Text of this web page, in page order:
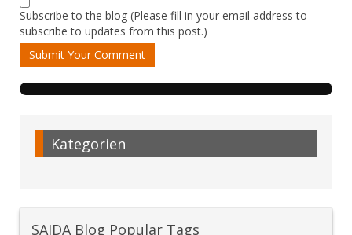
Subscribe to the blog (Please fill in your email address to
subscribe to updates from this post.)
Submit Your Comment
Kategorien
SAIDA Blog Popular Tags